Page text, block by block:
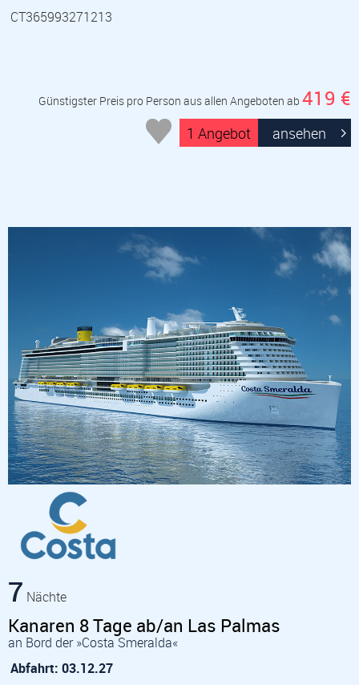
CT365993271213
Günstigster Preis pro Person aus allen Angeboten ab 419 €
1 Angebot ansehen
7 Nächte
Kanaren 8 Tage ab/an Las Palmas
an Bord der »Costa Smeralda«
Abfahrt: 03.12.27